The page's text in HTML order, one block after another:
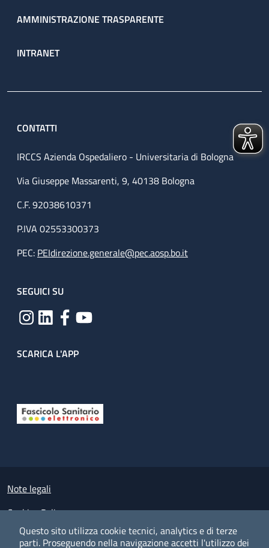
Questo sito utilizza cookie tecnici, analytics e di terze
parti. Proseguendo nella navigazione accetti l'utilizzo dei
AMMINISTRAZIONE TRASPARENTE
INTRANET
CONTATTI
IRCCS Azienda Ospedaliero - Universitaria di Bologna
Via Giuseppe Massarenti, 9, 40138 Bologna
C.F. 92038610371
P.IVA 02553300373
PEC: PEIdirezione.generale@pec.aosp.bo.it
SEGUICI SU
SCARICA L'APP
Small prints
Note legali
Cookies Policy
Policy privacy e protezione del dato personale